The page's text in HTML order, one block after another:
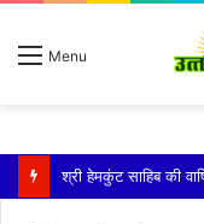
Menu
नशामुक्त समाज के